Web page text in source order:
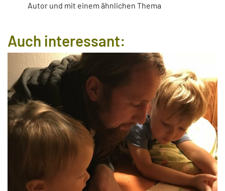
Autor und mit einem ähnlichen Thema
Auch interessant: